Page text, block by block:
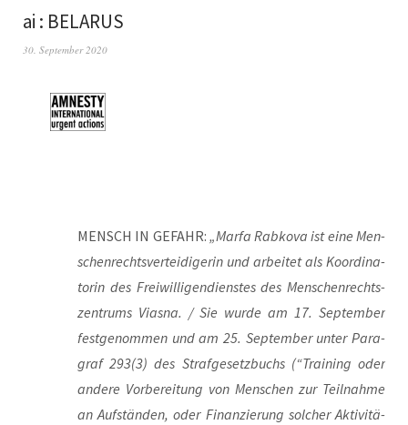
ai : BELARUS
30. September 2020
MENSCH IN GEFAHR: „Mar­fa Rab­ko­va ist eine Men­
schen­rechts­ver­tei­di­ge­rin und arbei­tet als Koor­di­na­
to­rin des Frei­wil­li­gen­diens­tes des Men­schen­rechts­
zen­trums Vias­na. / Sie wur­de am 17. Sep­tem­ber
fest­ge­nom­men und am 25. Sep­tem­ber unter Para­
graf 293(3) des Straf­ge­setz­buchs (“Trai­ning oder
ande­re Vor­be­rei­tung von Men­schen zur Teil­nah­me
an Auf­stän­den, oder Finan­zie­rung sol­cher Akti­vi­tä­